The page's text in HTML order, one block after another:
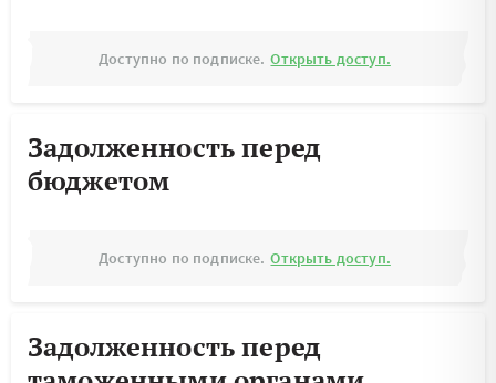
Доступно по подписке. Открыть доступ.
Задолженность перед
бюджетом
Доступно по подписке. Открыть доступ.
Задолженность перед